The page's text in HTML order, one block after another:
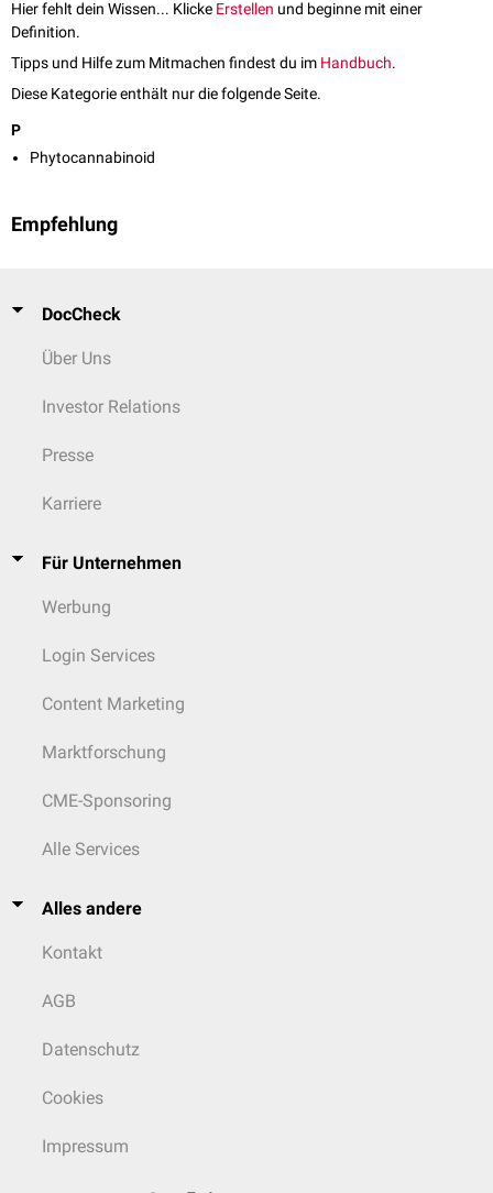
Hier fehlt dein Wissen... Klicke Erstellen und beginne mit einer
Definition.
Tipps und Hilfe zum Mitmachen findest du im Handbuch.
Diese Kategorie enthält nur die folgende Seite.
P
Phytocannabinoid
Empfehlung
DocCheck
Über Uns
Investor Relations
Presse
Karriere
Für Unternehmen
Werbung
Login Services
Content Marketing
Marktforschung
CME-Sponsoring
Alle Services
Alles andere
Kontakt
AGB
Datenschutz
Cookies
Impressum